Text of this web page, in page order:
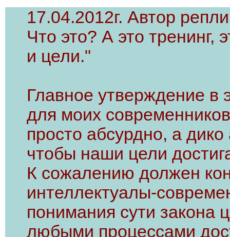
17.04.2012г. Автор
Что это? А это тренинг,
и цели."
Главное утверждение в
для моих
просто абсурдно, а
чтобы наши цели
К сожалению должен
интеллектуалы-
понимания сути закона
любыми процессами